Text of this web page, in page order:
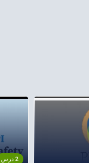
2 درس